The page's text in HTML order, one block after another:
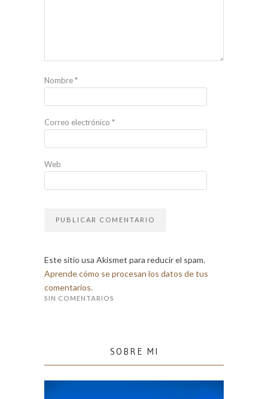
Nombre*
Correo electrónico *
Web
Este sitio usa Akismet para reducir el spam.
Aprende cómo se procesan los datos de tus
comentarios.
SIN COMENTARIOS
SOBRE MI